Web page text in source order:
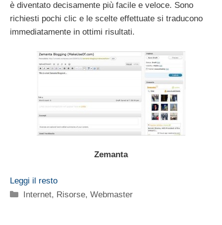
è diventato decisamente più facile e veloce. Sono
richiesti pochi clic e le scelte effettuate si traducono
immediatamente in ottimi risultati.
Zemanta
Leggi il resto
Categorie
Internet, Risorse,Webmaster